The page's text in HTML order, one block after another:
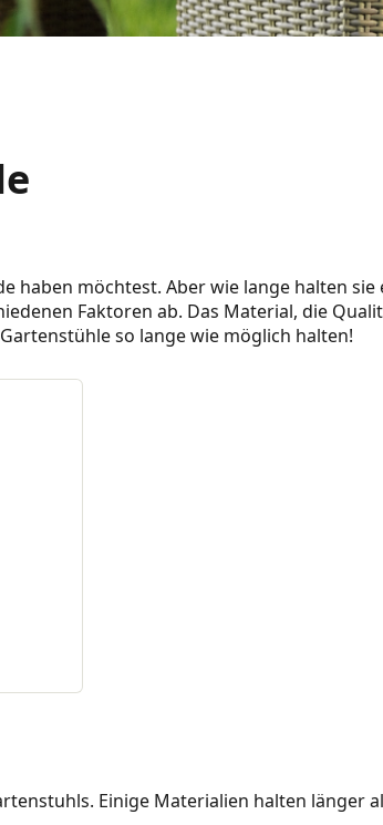
haben möchtest. Aber wie lange halten
Faktoren ab. Das Material, die
so lange wie möglich halten!
Einige Materialien halten länger